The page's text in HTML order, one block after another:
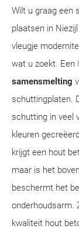
Wilt u graag een
plaatsen in
vleugje
wat u zoekt. Een
samensmelting
schuttingplaten.
schutting in veel
kleuren
krijgt een hout
maar is het
beschermt het
onderhoudsarm.
kwaliteit hout